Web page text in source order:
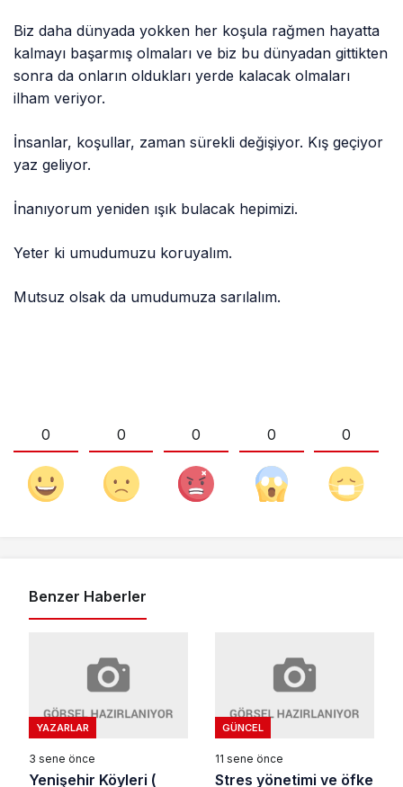
Biz daha dünyada yokken her koşula rağmen hayatta
kalmayı başarmış olmaları ve biz bu dünyadan gittikten
sonra da onların oldukları yerde kalacak olmaları
ilham veriyor.
İnsanlar, koşullar, zaman sürekli değişiyor. Kış geçiyor
yaz geliyor.
İnanıyorum yeniden ışık bulacak hepimizi.
Yeter ki umudumuzu koruyalım.
Mutsuz olsak da umudumuza sarılalım.
0 0 0 0 0
Benzer Haberler
YAZARLAR
3 sene önce
Yenişehir Köyleri (
GÜNCEL
11 sene önce
Stres yönetimi ve öfke